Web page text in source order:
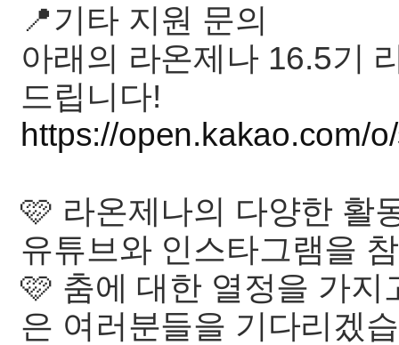
📍기타 지원 문의
아래의 라온제나 16.5기
드립니다!
https://open.kakao.com/
🩷 라온제나의 다양한 활
유튜브와 인스타그램을
🩷 춤에 대한 열정을 가
은 여러분들을 기다리겠